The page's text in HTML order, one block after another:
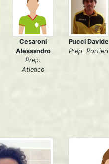
Cesaroni
Alessandro
Prep.
Atletico
Pucci Davide
Prep. Portieri